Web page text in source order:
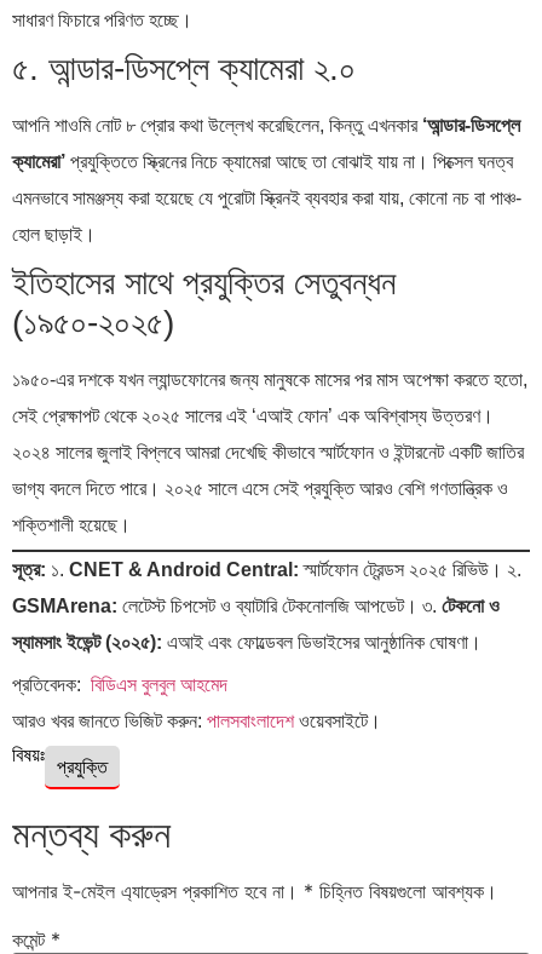
সাধারণ ফিচারে পরিণত হচ্ছে।
৫. আন্ডার-ডিসপ্লে ক্যামেরা ২.০
আপনি শাওমি নোট ৮ প্রোর কথা উল্লেখ করেছিলেন, কিন্তু এখনকার ‘আন্ডার-ডিসপ্লে
ক্যামেরা’ প্রযুক্তিতে স্ক্রিনের নিচে ক্যামেরা আছে তা বোঝাই যায় না। পিক্সেল ঘনত্ব
এমনভাবে সামঞ্জস্য করা হয়েছে যে পুরোটা স্ক্রিনই ব্যবহার করা যায়, কোনো নচ বা পাঞ্চ-
হোল ছাড়াই।
ইতিহাসের সাথে প্রযুক্তির সেতুবন্ধন
(১৯৫০-২০২৫)
১৯৫০-এর দশকে যখন ল্যান্ডফোনের জন্য মানুষকে মাসের পর মাস অপেক্ষা করতে হতো,
সেই প্রেক্ষাপট থেকে ২০২৫ সালের এই ‘এআই ফোন’ এক অবিশ্বাস্য উত্তরণ।
২০২৪ সালের জুলাই বিপ্লবে আমরা দেখেছি কীভাবে স্মার্টফোন ও ইন্টারনেট একটি জাতির
ভাগ্য বদলে দিতে পারে। ২০২৫ সালে এসে সেই প্রযুক্তি আরও বেশি গণতান্ত্রিক ও
শক্তিশালী হয়েছে।
সূত্র: ১. CNET & Android Central: স্মার্টফোন ট্রেন্ডস ২০২৫ রিভিউ। ২.
GSMArena: লেটেস্ট চিপসেট ও ব্যাটারি টেকনোলজি আপডেট। ৩. টেকনো ও
স্যামসাং ইভেন্ট (২০২৫): এআই এবং ফোল্ডেবল ডিভাইসের আনুষ্ঠানিক ঘোষণা।
প্রতিবেদক: বিডিএস বুলবুল আহমেদ
আরও খবর জানতে ভিজিট করুন: পালসবাংলাদেশওয়েবসাইটে।
বিষয়ঃ প্রযুক্তি
মন্তব্য করুন
আপনার ই-মেইল এ্যাড্রেস প্রকাশিত হবে না। * চিহ্নিত বিষয়গুলো আবশ্যক।
কমেন্ট *